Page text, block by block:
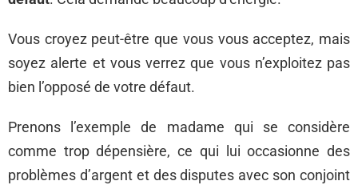
Vous croyez peut-être que vous vous acceptez, mais
soyez alerte et vous verrez que vous n’exploitez pas
bien l’opposé de votre défaut.
Prenons l’exemple de madame qui se considère
comme trop dépensière, ce qui lui occasionne des
problèmes d’argent et des disputes avec son conjoint